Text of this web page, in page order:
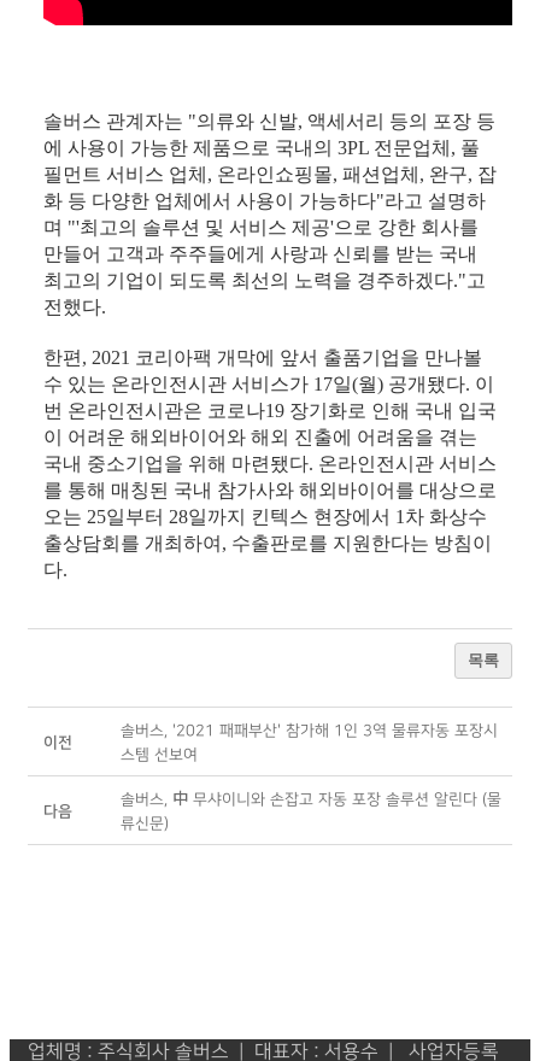
솔버스 관계자는 "의류와 신발, 액세서리 등의 포장 등
에 사용이 가능한 제품으로 국내의 3PL 전문업체, 풀
필먼트 서비스 업체, 온라인쇼핑몰, 패션업체, 완구, 잡
화 등 다양한 업체에서 사용이 가능하다"라고 설명하
며 "'최고의 솔루션 및 서비스 제공'으로 강한 회사를
만들어 고객과 주주들에게 사랑과 신뢰를 받는 국내
최고의 기업이 되도록 최선의 노력을 경주하겠다."고
전했다.
한편, 2021 코리아팩 개막에 앞서 출품기업을 만나볼
수 있는 온라인전시관 서비스가 17일(월) 공개됐다. 이
번 온라인전시관은 코로나19 장기화로 인해 국내 입국
이 어려운 해외바이어와 해외 진출에 어려움을 겪는
국내 중소기업을 위해 마련됐다. 온라인전시관 서비스
를 통해 매칭된 국내 참가사와 해외바이어를 대상으로
오는 25일부터 28일까지 킨텍스 현장에서 1차 화상수
출상담회를 개최하여, 수출판로를 지원한다는 방침이
다.
목록
이전
솔버스, '2021 패패부산' 참가해 1인 3역 물류자동 포장시
스템 선보여
다음
솔버스, 中 무샤이니와 손잡고 자동 포장 솔루션 알린다 (물
류신문)
업체명 : 주식회사 솔버스 | 대표자 : 서용수 | 사업자등록